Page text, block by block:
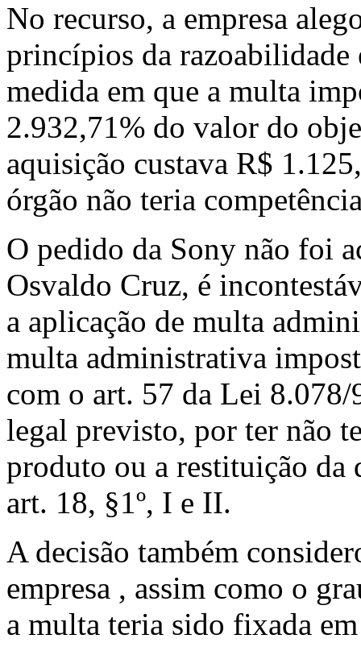
No recurso, a empresa
princípios da
medida em que a multa
2.932,71% do valor do
aquisição custava R$
órgão não teria
O pedido da Sony não foi
Osvaldo Cruz, é
a aplicação de multa
multa administrativa
com o art. 57 da Lei
legal previsto, por ter não
produto ou a restituição da
art. 18, §1º, I e II.
A decisão também
empresa , assim como o
a multa teria sido fixada